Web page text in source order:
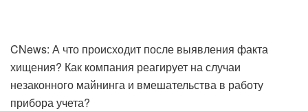
CNews: А что происходит после выявления факта
хищения? Как компания реагирует на случаи
незаконного майнинга и вмешательства в работу
прибора учета?